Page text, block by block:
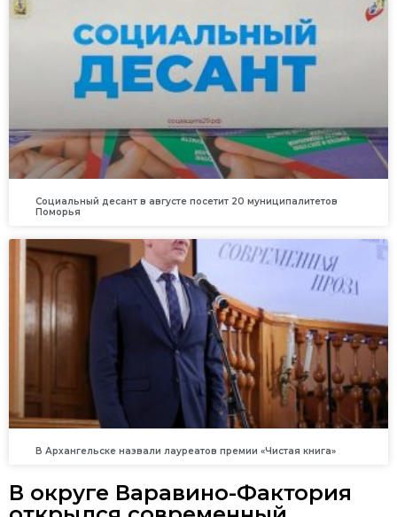
Социальный десант в августе посетит 20 муниципалитетов
Поморья
В Архангельске назвали лауреатов премии «Чистая книга»
В округе Варавино-Фактория